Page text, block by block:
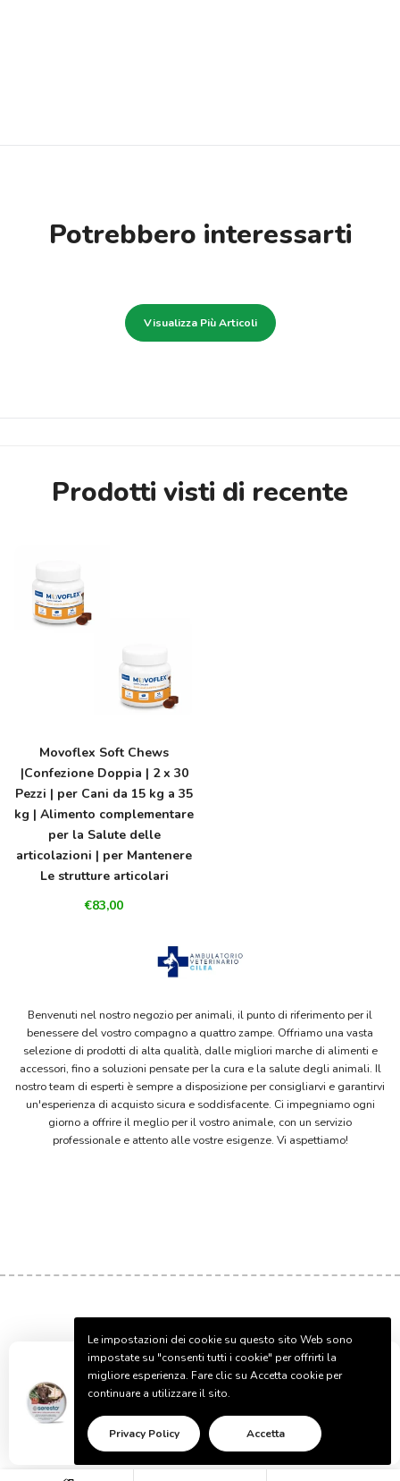
Potrebbero interessarti
Visualizza Più Articoli
Prodotti visti di recente
Movoflex Soft Chews
|Confezione Doppia | 2 x 30
Pezzi | per Cani da 15 kg a 35
kg | Alimento complementare
per la Salute delle
articolazioni | per Mantenere
Le strutture articolari
€83,00
Benvenuti nel nostro negozio per animali, il punto di riferimento per il
benessere del vostro compagno a quattro zampe. Offriamo una vasta
selezione di prodotti di alta qualità, dalle migliori marche di alimenti e
accessori, fino a soluzioni pensate per la cura e la salute degli animali. Il
nostro team di esperti è sempre a disposizione per consigliarvi e garantirvi
un'esperienza di acquisto sicura e soddisfacente. Ci impegniamo ogni
giorno a offrire il meglio per il vostro animale, con un servizio
professionale e attento alle vostre esigenze. Vi aspettiamo!
INFORMATION
Carla haAcquistato!-Da Napoli, Italia
Bayer 83883988 Big Collar Seresto,
Verificato
Le impostazioni dei cookie su questo sito Web sono
impostate su "consenti tutti i cookie" per offrirti la
migliore esperienza. Fare clic su Accetta cookie per
continuare a utilizzare il sito.
Privacy Policy Accetta